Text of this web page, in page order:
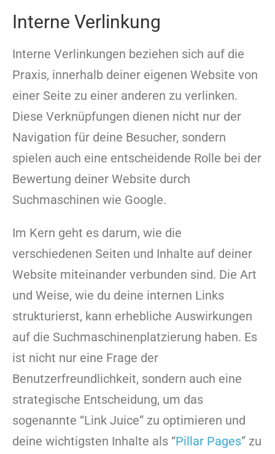
Interne Verlinkung
Interne Verlinkungen beziehen sich auf die
Praxis, innerhalb deiner eigenen Website von
einer Seite zu einer anderen zu verlinken.
Diese Verknüpfungen dienen nicht nur der
Navigation für deine Besucher, sondern
spielen auch eine entscheidende Rolle bei der
Bewertung deiner Website durch
Suchmaschinen wie Google.
Im Kern geht es darum, wie die
verschiedenen Seiten und Inhalte auf deiner
Website miteinander verbunden sind. Die Art
und Weise, wie du deine internen Links
strukturierst, kann erhebliche Auswirkungen
auf die Suchmaschinenplatzierung haben. Es
ist nicht nur eine Frage der
Benutzerfreundlichkeit, sondern auch eine
strategische Entscheidung, um das
sogenannte “Link Juice” zu optimieren und
deine wichtigsten Inhalte als “Pillar Pages” zu